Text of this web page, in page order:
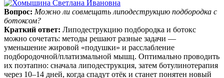
Вопрос: Можно ли совмещать липодеструкцию подбородка с
ботоксом?
Краткий ответ: Липодеструкцию подбородка и ботокс
можно сочетать: методы решают разные задачи —
уменьшение жировой «подушки» и расслабление
подбородочной/платизмальной мышц. Оптимально проводить
их поэтапно: сначала липодеструкция, затем ботулинотерапия
через 10–14 дней, когда спадут отёк и станет понятен новый